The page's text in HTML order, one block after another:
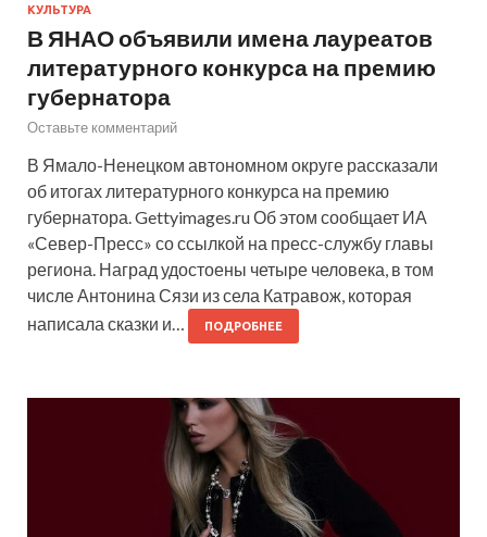
КУЛЬТУРА
В ЯНАО объявили имена лауреатов
литературного конкурса на премию
губернатора
Оставьте комментарий
В Ямало-Ненецком автономном округе рассказали
об итогах литературного конкурса на премию
губернатора. Gettyimages.ru Об этом сообщает ИА
«Север-Пресс» со ссылкой на пресс-службу главы
региона. Наград удостоены четыре человека, в том
числе Антонина Сязи из села Катравож, которая
написала сказки и…
ПОДРОБНЕЕ